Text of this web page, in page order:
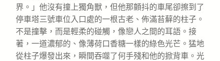
界。」他沒有撞上獨角獸，但他那顫抖的車尾卻擦到了
停車塔三號車位入口處的一根古老、佈滿苔蘚的柱子。
不是撞擊，而是輕柔的碰觸，像戀人之間的耳語。接
著，一道濃郁的、像薄荷口香糖一樣的綠色光芒。猛地
從柱子爆發出來，瞬間吞噬了何手殘和他的掀背車。光